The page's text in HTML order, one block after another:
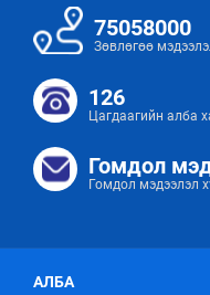
75058000
Зөвлөгөө
126
Цагдаагийн алба
Гомдол
Гомдол мэдээлэл
АЛБА